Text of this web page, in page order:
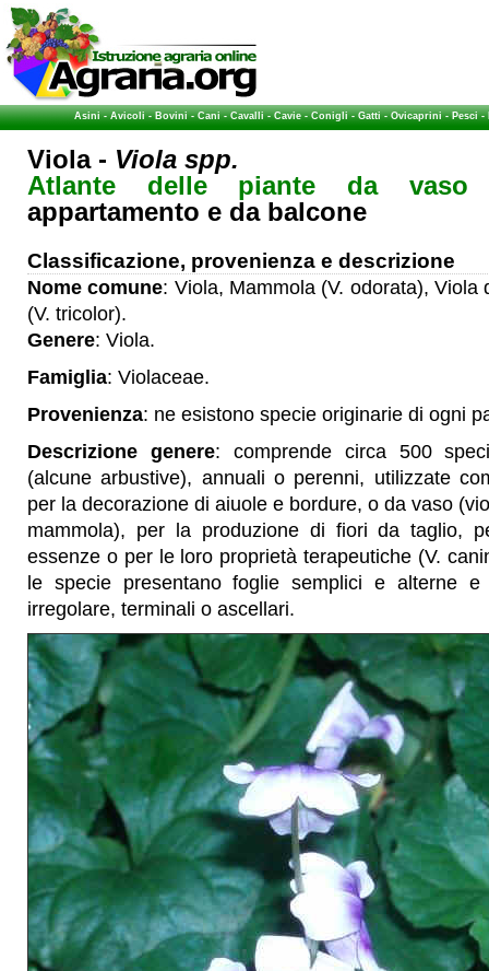
Asini-Avicoli-Bovini-Cani-Cavalli-Cavie-Conigli-Gatti-Ovicaprini-Pesci-
Viola - Viola spp.
Atlante delle piante da vaso
appartamento e da balcone
Classificazione, provenienza e descrizione
Nome comune: Viola, Mammola (V. odorata), Viola
(V. tricolor).
Genere: Viola.
Famiglia: Violaceae.
Provenienza: ne esistono specie originarie di ogni
Descrizione genere: comprende circa 500
(alcune arbustive), annuali o perenni, utilizzate
per la decorazione di aiuole e bordure, o da vaso
mammola), per la produzione di fiori da taglio,
essenze o per le loro proprietà terapeutiche (V.
le specie presentano foglie semplici e alterne
irregolare, terminali o ascellari.